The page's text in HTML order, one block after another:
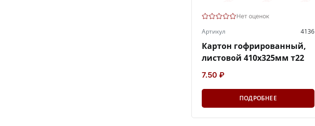
Нет оценок
Артикул 4136
Картон гофрированный,
листовой 410х325мм т22
7.50 ₽
ПОДРОБНЕЕ